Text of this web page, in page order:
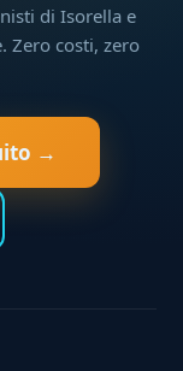
di Isorella e
Zero costi, zero
→